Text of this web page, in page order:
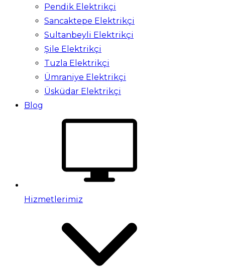
Pendik Elektrikçi
Sancaktepe Elektrikçi
Sultanbeyli Elektrikçi
Şile Elektrikçi
Tuzla Elektrikçi
Ümraniye Elektrikçi
Üsküdar Elektrikçi
Blog
Hizmetlerimiz